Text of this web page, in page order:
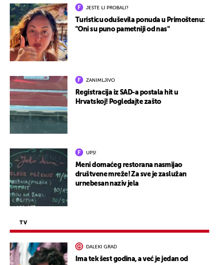
JESTE LI PROBALI?
Turisticu oduševila ponuda u Primoštenu:
"Oni su puno pametniji od nas"
ZANIMLJIVO
Registracija iz SAD-a postala hit u
Hrvatskoj! Pogledajte zašto
UPS!
Meni domaćeg restorana nasmijao
društvene mreže! Za sve je zaslužan
urnebesan naziv jela
TV
DALEKI GRAD
Ima tek šest godina, a već je jedan od